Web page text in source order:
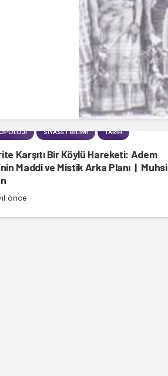
SIYASET BILIMI TARIH
Karşıtı Bir Köylü Hareketi: Adem
Maddi ve Mistik Arka Planı |
önce